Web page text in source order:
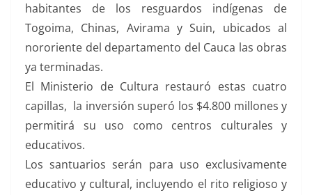
habitantes de los resguardos indígenas de
Togoima, Chinas, Avirama y Suin, ubicados al
nororiente del departamento del Cauca las obras
ya terminadas.
El Ministerio de Cultura restauró estas cuatro
capillas, la inversión superó los $4.800 millones y
permitirá su uso como centros culturales y
educativos.
Los santuarios serán para uso exclusivamente
educativo y cultural, incluyendo el rito religioso y